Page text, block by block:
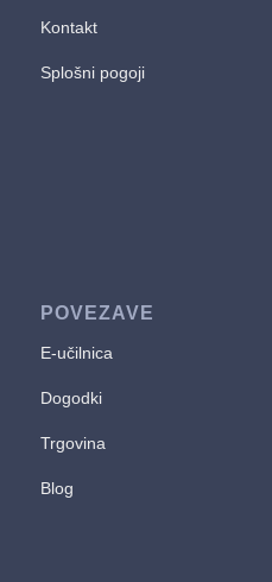
Kontakt
Splošni pogoji
POVEZAVE
E-učilnica
Dogodki
Trgovina
Blog